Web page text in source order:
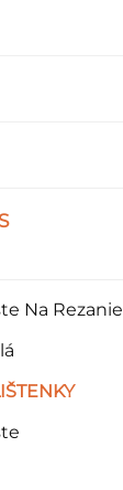
Na Rezanie